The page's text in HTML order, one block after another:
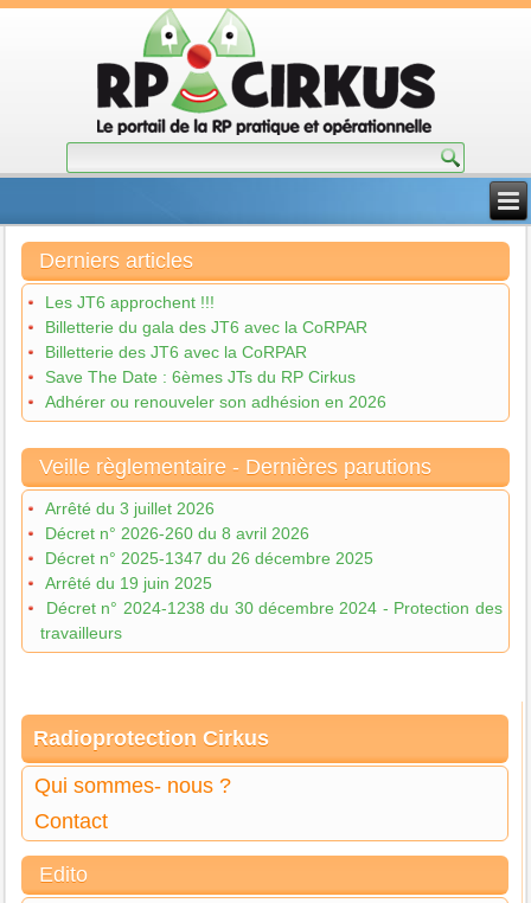
Derniers articles
Les JT6 approchent !!!
Billetterie du gala des JT6 avec la CoRPAR
Billetterie des JT6 avec la CoRPAR
Save The Date : 6èmes JTs du RP Cirkus
Adhérer ou renouveler son adhésion en 2026
Veille règlementaire - Dernières parutions
Arrêté du 3 juillet 2026
Décret n° 2026-260 du 8 avril 2026
Décret n° 2025-1347 du 26 décembre 2025
Arrêté du 19 juin 2025
Décret n° 2024-1238 du 30 décembre 2024 - Protection des
travailleurs
Radioprotection Cirkus
Qui sommes- nous ?
Contact
Edito